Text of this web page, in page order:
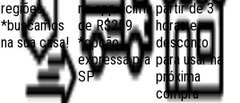
regiões,
*buscamos
na sua casa!
no app acima
de R$259
*opção
expressa pra
SP
partir de 3
horas e
desconto
para usar na
próxima
compra